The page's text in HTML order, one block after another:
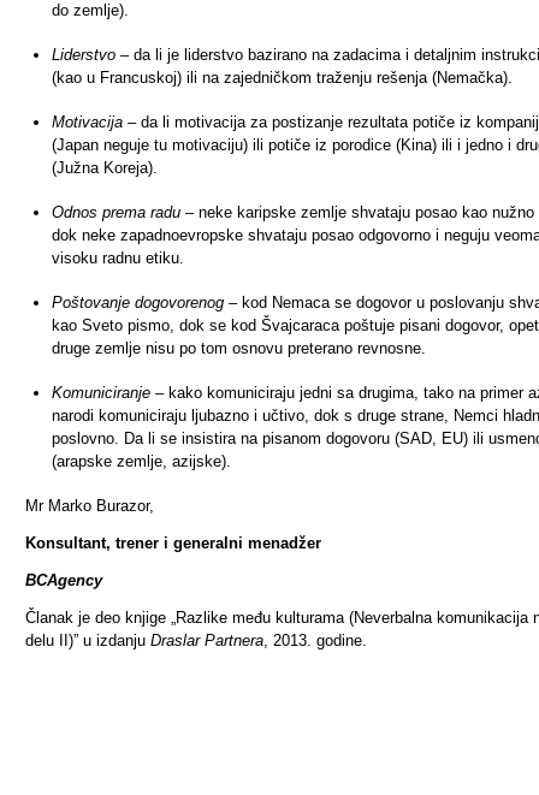
do zemlje).
Liderstvo – da li je liderstvo bazirano na zadacima i detaljnim
(kao u Francuskoj) ili na zajedničkom traženju rešenja (Nemačka).
Motivacija – da li motivacija za postizanje rezultata potiče iz
(Japan neguje tu motivaciju) ili potiče iz porodice (Kina) ili i jedno i
(Južna Koreja).
Odnos prema radu – neke karipske zemlje shvataju posao kao nužno
dok neke zapadnoevropske shvataju posao odgovorno i neguju
visoku radnu etiku.
Poštovanje dogovorenog – kod Nemaca se dogovor u poslovanju
kao Sveto pismo, dok se kod Švajcaraca poštuje pisani dogovor,
druge zemlje nisu po tom osnovu preterano revnosne.
Komuniciranje – kako komuniciraju jedni sa drugima, tako na primer
narodi komuniciraju ljubazno i učtivo, dok s druge strane, Nemci
poslovno. Da li se insistira na pisanom dogovoru (SAD, EU) ili
(arapske zemlje, azijske).
Mr Marko Burazor,
Konsultant, trener i generalni menadžer
BCAgency
Članak je deo knjige „Razlike među kulturama (Neverbalna komunikacija
delu II)” u izdanju Draslar Partnera, 2013. godine.